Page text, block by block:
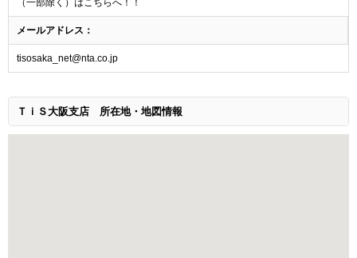
メールアドレス：
tisosaka_net@nta.co.jp
ＴｉＳ大阪支店 所在地・地図情報